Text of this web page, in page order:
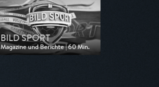
BILD SPORT
Magazine und Berichte | 60 Min.
Ausgestrahlt von WELT